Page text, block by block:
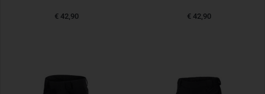
€ 42,90 € 42,90